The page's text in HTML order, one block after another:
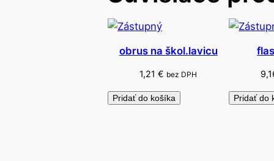
obrus na škol.lavicu
1,21€ bez DPH
Pridať do košíka Pridať do